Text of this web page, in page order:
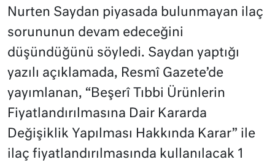
Nurten Saydan piyasada bulunmayan ilaç
sorununun devam edeceğini
düşündüğünü söyledi. Saydan yaptığı
yazılı açıklamada, Resmî Gazete’de
yayımlanan, “Beşerî Tıbbi Ürünlerin
Fiyatlandırılmasına Dair Kararda
Değişiklik Yapılması Hakkında Karar” ile
ilaç fiyatlandırılmasında kullanılacak 1